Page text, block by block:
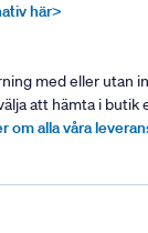
här>
med eller utan
att hämta i butik
om alla våra